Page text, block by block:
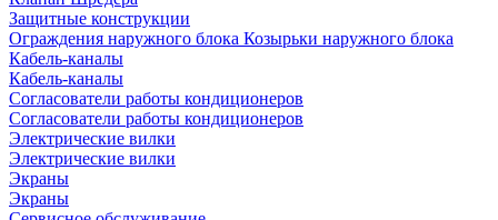
Защитные конструкции
Ограждения наружного блока Козырьки наружного блока
Кабель-каналы
Кабель-каналы
Согласователи работы кондиционеров
Согласователи работы кондиционеров
Электрические вилки
Электрические вилки
Экраны
Экраны